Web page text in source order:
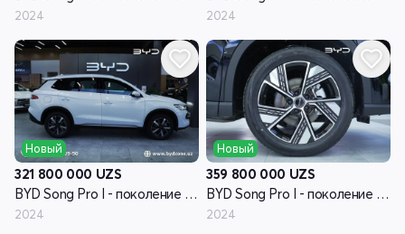
2024 2024
Новый
321 800 000 UZS
BYD Song Pro I - поколение рестайлинг
2024
Новый
359 800 000 UZS
BYD Song Pro I - поколение рестайлинг
2024